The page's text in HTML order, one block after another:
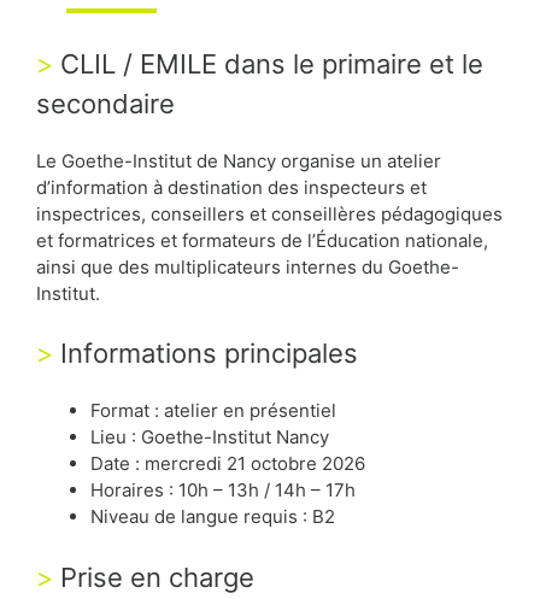
CLIL / EMILE dans le primaire et le
secondaire
Le Goethe-Institut de Nancy organise un atelier
d’information à destination des inspecteurs et
inspectrices, conseillers et conseillères pédagogiques
et formatrices et formateurs de l’Éducation nationale,
ainsi que des multiplicateurs internes du Goethe-
Institut.
Informations principales
Format : atelier en présentiel
Lieu : Goethe-Institut Nancy
Date : mercredi 21 octobre 2026
Horaires : 10h – 13h / 14h – 17h
Niveau de langue requis : B2
Prise en charge